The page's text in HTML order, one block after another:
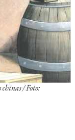
/ Foto: